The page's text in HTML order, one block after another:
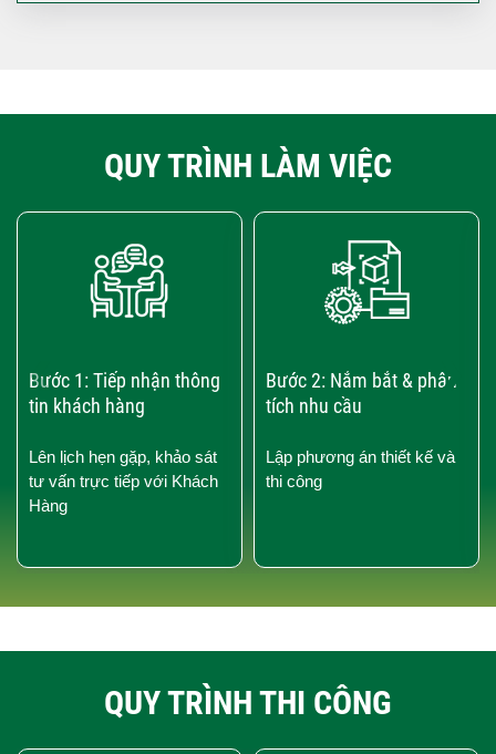
QUY TRÌNH LÀM VIỆC
Bước 1: Tiếp nhận thông
tin khách hàng
Lên lịch hẹn gặp, khảo sát
tư vấn trực tiếp với Khách
Hàng
Bước 2: Nắm bắt & phân
tích nhu cầu
Lập phương án thiết kế và
thi công
›
‹
QUY TRÌNH THI CÔNG